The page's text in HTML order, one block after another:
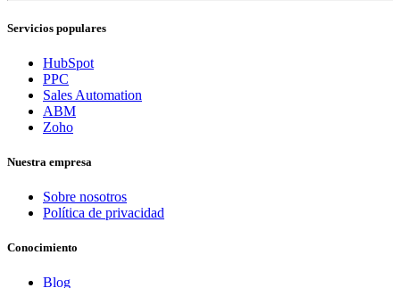
Servicios populares
HubSpot
PPC
Sales Automation
ABM
Zoho
Nuestra empresa
Sobre nosotros
Política de privacidad
Conocimiento
Blog